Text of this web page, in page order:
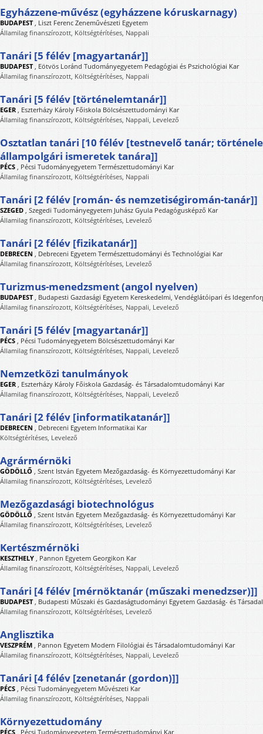
Egyházzene-művész (egyházzene kóruskarnagy)
BUDAPEST, Liszt Ferenc Zeneművészeti Egyetem
Államilag finanszírozott, Költségtérítéses, Nappali
Tanári [5 félév [magyartanár]]
BUDAPEST, Eötvös Loránd Tudományegyetem Pedagógiai és Pszichológiai Kar
Államilag finanszírozott, Költségtérítéses, Nappali
Tanári [5 félév [történelemtanár]]
EGER , Eszterházy Károly Főiskola Bölcsészettudományi Kar
Államilag finanszírozott, Költségtérítéses, Nappali, Levelező
Osztatlan tanári [10 félév [testnevelő tanár;
állampolgári ismeretek tanára]]
PÉCS , Pécsi Tudományegyetem Természettudományi Kar
Államilag finanszírozott, Költségtérítéses, Nappali
Tanári [2 félév [román- és nemzetiségiromán-tanár]]
SZEGED , Szegedi Tudományegyetem Juhász Gyula Pedagógusképző Kar
Államilag finanszírozott, Költségtérítéses, Levelező
Tanári [2 félév [fizikatanár]]
DEBRECEN , Debreceni Egyetem Természettudományi és Technológiai Kar
Államilag finanszírozott, Költségtérítéses, Levelező
Turizmus-menedzsment (angol nyelven)
BUDAPEST, Budapesti Gazdasági Egyetem Kereskedelmi, Vendéglátóipari és
Államilag finanszírozott, Költségtérítéses, Nappali, Levelező
Tanári [5 félév [magyartanár]]
PÉCS , Pécsi Tudományegyetem Bölcsészettudományi Kar
Államilag finanszírozott, Költségtérítéses, Nappali, Levelező
Nemzetközi tanulmányok
EGER , Eszterházy Károly Főiskola Gazdaság- és Társadalomtudományi Kar
Államilag finanszírozott, Költségtérítéses, Nappali, Levelező
Tanári [2 félév [informatikatanár]]
DEBRECEN , Debreceni Egyetem Informatikai Kar
Költségtérítéses, Levelező
Agrármérnöki
GÖDÖLLŐ , Szent István Egyetem Mezőgazdaság- és Környezettudományi Kar
Államilag finanszírozott, Költségtérítéses, Levelező
Mezőgazdasági biotechnológus
GÖDÖLLŐ , Szent István Egyetem Mezőgazdaság- és Környezettudományi Kar
Államilag finanszírozott, Költségtérítéses, Levelező
Kertészmérnöki
KESZTHELY , Pannon Egyetem Georgikon Kar
Államilag finanszírozott, Költségtérítéses, Nappali, Levelező
Tanári [4 félév [mérnöktanár (műszaki menedzser)]]
BUDAPEST, Budapesti Műszaki és Gazdaságtudományi Egyetem Gazdaság- és
Államilag finanszírozott, Költségtérítéses, Levelező
Anglisztika
VESZPRÉM , Pannon Egyetem Modern Filológiai és Társadalomtudományi Kar
Államilag finanszírozott, Költségtérítéses, Nappali, Levelező
Tanári [4 félév [zenetanár (gordon)]]
PÉCS , Pécsi Tudományegyetem Művészeti Kar
Államilag finanszírozott, Költségtérítéses, Nappali
Környezettudomány
PÉCS , Pécsi Tudományegyetem Természettudományi Kar